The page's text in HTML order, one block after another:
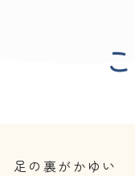
足の裏がかゆい